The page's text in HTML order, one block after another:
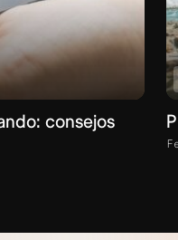
consejos